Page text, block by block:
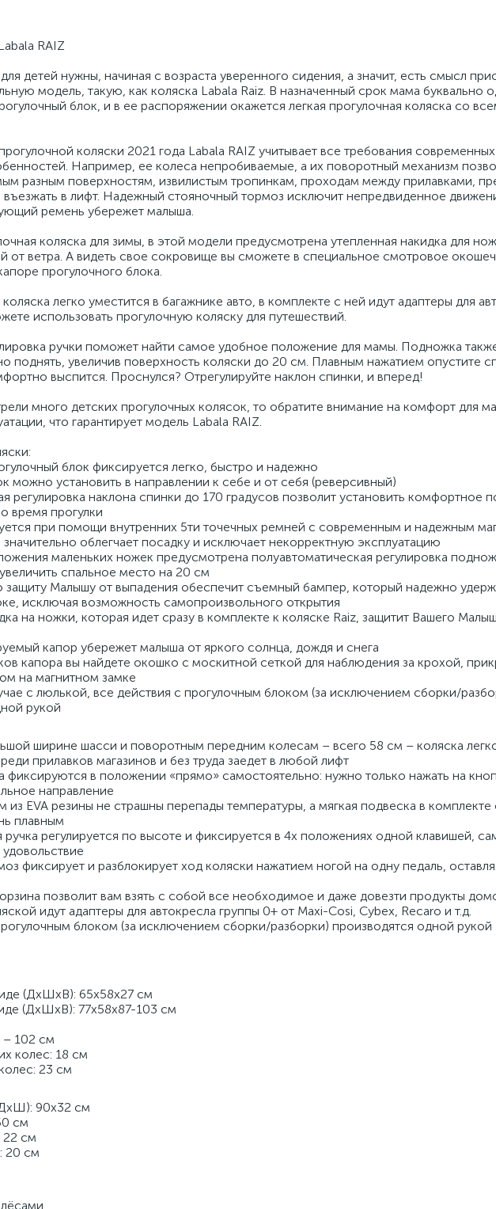
RAIZ
детей нужны, начиная с возраста уверенного сидения, а значит, есть смысл
модель, такую, как коляска Labala Raiz. В назначенный срок мама буквально
блок, и в ее распоряжении окажется легкая прогулочная коляска со
коляски 2021 года Labala RAIZ учитывает все требования
Например, ее колеса непробиваемые, а их поворотный механизм
разным поверхностям, извилистым тропинкам, проходам между прилавками,
в лифт. Надежный стояночный тормоз исключит непредвиденное
ремень убережет малыша.
коляска для зимы, в этой модели предусмотрена утепленная накидка для
ветра. А видеть свое сокровище вы сможете в специальное смотровое
прогулочного блока.
легко уместится в багажнике авто, в комплекте с ней идут адаптеры для
использовать прогулочную коляску для путешествий.
ручки поможет найти самое удобное положение для мамы. Подножка
поднять, увеличив поверхность коляски до 20 см. Плавным нажатием опустите
выспится. Проснулся? Отрегулируйте наклон спинки, и вперед!
много детских прогулочных колясок, то обратите внимание на комфорт для
что гарантирует модель Labala RAIZ.
блок фиксируется легко, быстро и надежно
можно установить в направлении к себе и от себя (реверсивный)
регулировка наклона спинки до 170 градусов позволит установить комфортное
время прогулки
при помощи внутренних 5ти точечных ремней с современным и надежным
облегчает посадку и исключает некорректную эксплуатацию
маленьких ножек предусмотрена полуавтоматическая регулировка
спальное место на 20 см
Малышу от выпадения обеспечит съемный бампер, который надежно
исключая возможность самопроизвольного открытия
на ножки, которая идет сразу в комплекте к коляске Raiz, защитит Вашего
капор убережет малыша от яркого солнца, дождя и снега
капора вы найдете окошко с москитной сеткой для наблюдения за крохой,
на магнитном замке
с люлькой, все действия с прогулочным блоком (за исключением сборки/
рукой
ширине шасси и поворотным передним колесам – всего 58 см – коляска
прилавков магазинов и без труда заедет в любой лифт
фиксируются в положении «прямо» самостоятельно: нужно только нажать на
направление
из EVA резины не страшны перепады температуры, а мягкая подвеска в комплекте
плавным
ручка регулируется по высоте и фиксируется в 4х положениях одной клавишей,
фиксирует и разблокирует ход коляски нажатием ногой на одну педаль,
позволит вам взять с собой все необходимое и даже довезти продукты
идут адаптеры для автокресла группы 0+ от Maxi-Cosi, Cybex, Recaro и т.д.
блоком (за исключением сборки/разборки) производятся одной рукой
(ДхШхВ): 65x58x27 см
(ДхШхВ): 77х58х87-103 см
– 102 см
колес: 18 см
23 см
90х32 см
см
22 см
20 см